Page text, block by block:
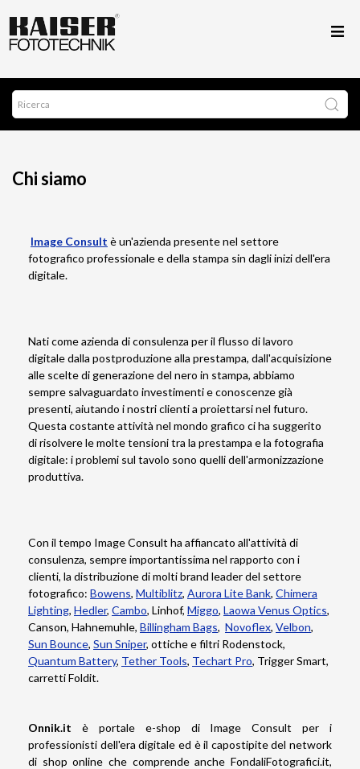
Chi siamo
Image Consult è un'azienda presente nel settore
fotografico professionale e della stampa sin dagli inizi dell'era
digitale.
Nati come azienda di consulenza per il flusso di lavoro
digitale dalla postproduzione alla prestampa, dall'acquisizione
alle scelte di generazione del nero in stampa, abbiamo
sempre salvaguardato investimenti e conoscenze già
presenti, aiutando i nostri clienti a proiettarsi nel futuro.
Questa costante attività nel mondo grafico ci ha suggerito
di risolvere le molte tensioni tra la prestampa e la fotografia
digitale: i problemi sul tavolo sono quelli dell'armonizzazione
produttiva.
Con il tempo Image Consult ha affiancato all'attività di
consulenza, sempre importantissima nel rapporto con i
clienti, la distribuzione di molti brand leader del settore
fotografico: Bowens, Multiblitz, Aurora Lite Bank, Chimera
Lighting, Hedler, Cambo, Linhof, Miggo, Laowa Venus Optics,
Canson, Hahnemuhle, Billingham Bags, Novoflex, Velbon,
Sun Bounce, Sun Sniper, ottiche e filtri Rodenstock,
Quantum Battery, Tether Tools, Techart Pro, Trigger Smart,
carretti Foldit.
Onnik.it è portale e-shop di Image Consult per i
professionisti dell'era digitale ed è il capostipite del network
di shop online che comprende anche FondaliFotografici.it,